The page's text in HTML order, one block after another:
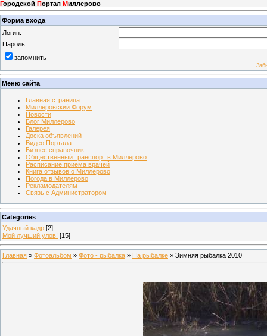
Городской Портал Миллерово
Форма входа
Логин:
Пароль:
запомнить
Меню сайта
Главная страница
Миллеровский Форум
Новости
Блог Миллерово
Галерея
Доска объявлений
Видео Портала
Бизнес справочник
Общественный транспорт в Миллерово
Расписание приема врачей
Книга отзывов о Миллерово
Погода в Миллерово
Рекламодателям
Связь с Администратором
Categories
Удачный кадр [2]
Мой лучший улов! [15]
Главная » Фотоальбом » Фото - рыбалка » На рыбалке » Зимняя рыбалка 2010